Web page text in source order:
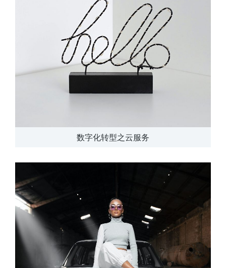
数字化转型之云服务